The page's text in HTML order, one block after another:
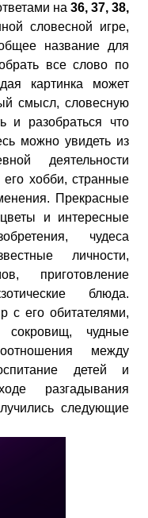
на 36, 37, 38,
словесной игре,
название для
все слово по
картинка может
смысл, словесную
и разобраться что
можно увидеть из
деятельности
хобби, странные
Прекрасные
и интересные
чудеса
личности,
приготовление
блюда.
с его обитателями,
чудные
между
детей и
разгадывания
следующие